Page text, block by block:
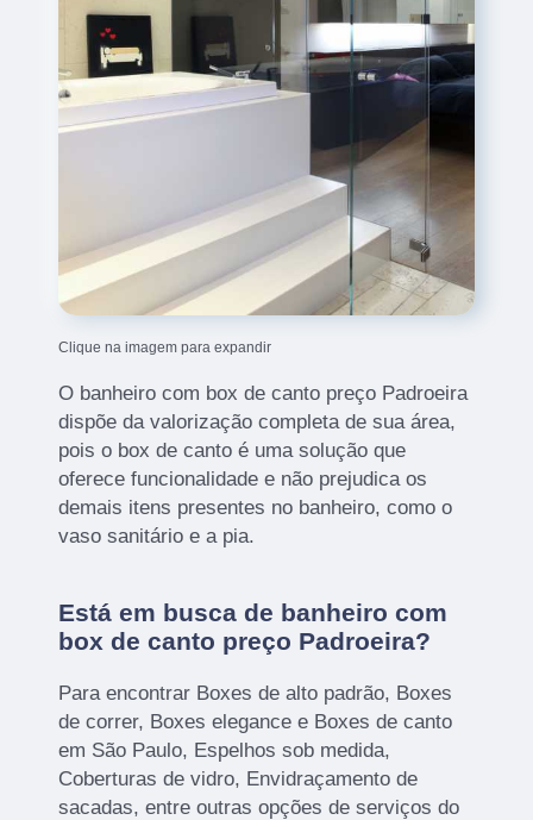
Clique na imagem para expandir
O banheiro com box de canto preço Padroeira
dispõe da valorização completa de sua área,
pois o box de canto é uma solução que
oferece funcionalidade e não prejudica os
demais itens presentes no banheiro, como o
vaso sanitário e a pia.
Está em busca de banheiro com
box de canto preço Padroeira?
Para encontrar Boxes de alto padrão, Boxes
de correr, Boxes elegance e Boxes de canto
em São Paulo, Espelhos sob medida,
Coberturas de vidro, Envidraçamento de
sacadas, entre outras opções de serviços do